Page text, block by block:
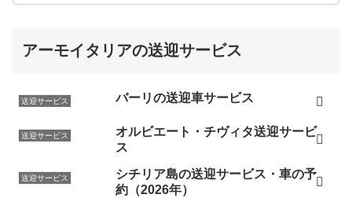
アーモイタリアの送迎サービス
送迎サービス バーリの送迎車サービス
送迎サービス
オルビエート・チヴィタ送迎サービ
ス
送迎サービス
シチリア島の送迎サービス・車の予
約（2026年）